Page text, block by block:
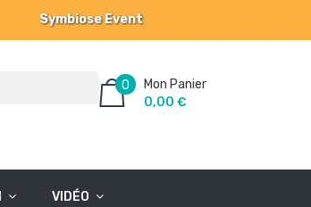
Symbiose Event
Mon Panier
0
0,00 €
VIDÉO